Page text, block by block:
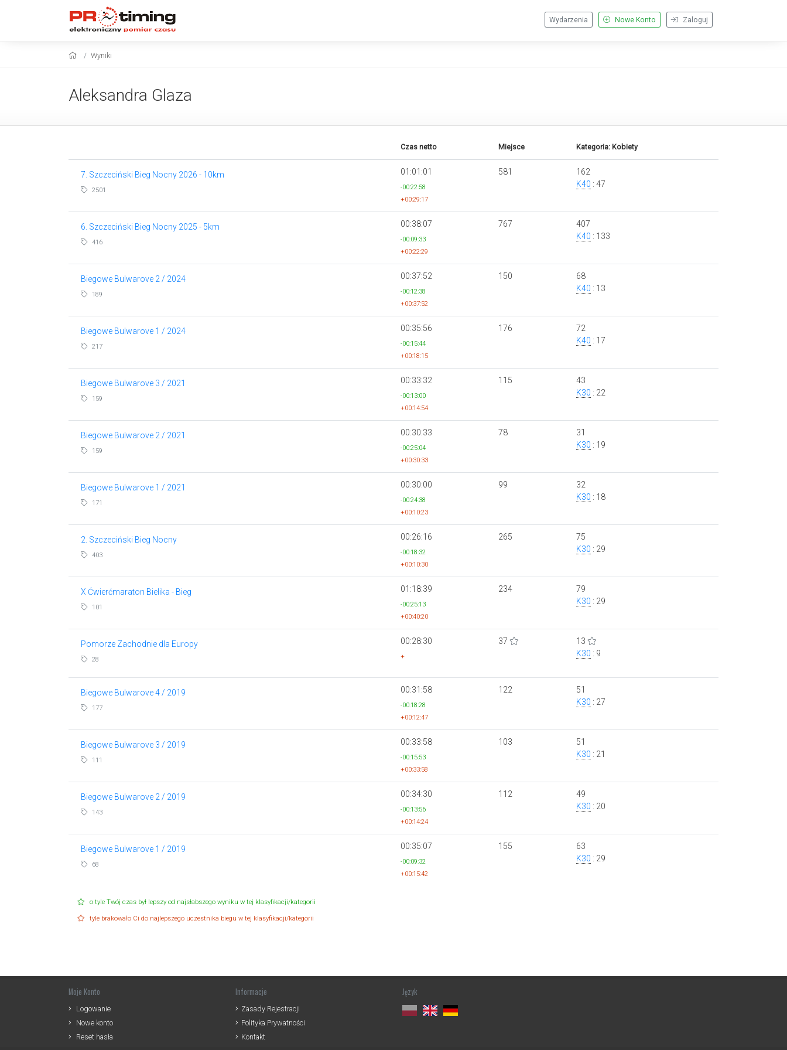
Zaloguj
Nowe Konto
Wydarzenia
Wyniki
Aleksandra Glaza
Czas netto Miejsce Kategoria: Kobiety
7. Szczeciński Bieg Nocny 2026 - 10km
2501
01:01:01
-00:22:58
+00:29:17
581
162
K40 : 47
6. Szczeciński Bieg Nocny 2025 - 5km
416
00:38:07
-00:09:33
+00:22:29
767
407
K40 : 133
Biegowe Bulwarove 2 / 2024
189
00:37:52
-00:12:38
+00:37:52
150
68
K40 : 13
Biegowe Bulwarove 1 / 2024
217
00:35:56
-00:15:44
+00:18:15
176
72
K40 : 17
Biegowe Bulwarove 3 / 2021
159
00:33:32
-00:13:00
+00:14:54
115
43
K30 : 22
Biegowe Bulwarove 2 / 2021
159
00:30:33
-00:25:04
+00:30:33
78
31
K30 : 19
Biegowe Bulwarove 1 / 2021
171
00:30:00
-00:24:38
+00:10:23
99
32
K30 : 18
2. Szczeciński Bieg Nocny
403
00:26:16
-00:18:32
+00:10:30
265
75
K30 : 29
X Ćwierćmaraton Bielika - Bieg
101
01:18:39
-00:25:13
+00:40:20
234
79
K30 : 29
Pomorze Zachodnie dla Europy
28
00:28:30
+
37
13
K30 : 9
Biegowe Bulwarove 4 / 2019
177
00:31:58
-00:18:28
+00:12:47
122
51
K30 : 27
Biegowe Bulwarove 3 / 2019
111
00:33:58
-00:15:53
+00:33:58
103
51
K30 : 21
Biegowe Bulwarove 2 / 2019
143
00:34:30
-00:13:56
+00:14:24
112
49
K30 : 20
Biegowe Bulwarove 1 / 2019
68
00:35:07
-00:09:32
+00:15:42
155
63
K30 : 29
o tyle Twój czas był lepszy od najsłabszego wyniku w tej klasyfikacji/kategorii
tyle brakowało Ci do najlepszego uczestnika biegu w tej klasyfikacji/kategorii
Moje Konto
Logowanie
Nowe konto
Reset hasła
Informacje
Zasady Rejestracji
Polityka Prywatności
Kontakt
Język